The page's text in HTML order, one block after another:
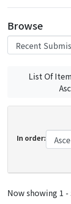
Browse
List Of
In order:
Recent
Now showing 1 -